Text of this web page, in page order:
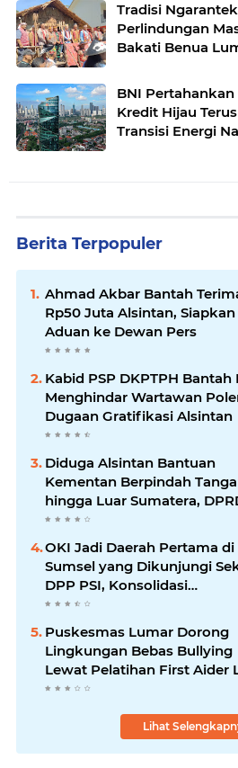
Tradisi
Perlindungan
Bakati Benua
BNI Pertahankan
Kredit Hijau
Transisi Energi
Berita Terpopuler
Ahmad Akbar Bantah
Rp50 Juta Alsintan, Siapkan
Aduan ke Dewan Pers
Kabid PSP DKPTPH Bantah
Menghindar Wartawan
Dugaan Gratifikasi Alsintan
Diduga Alsintan Bantuan
Kementan Berpindah
hingga Luar Sumatera,
Sumsel Minta Aparat Usut
OKI Jadi Daerah Pertama di
Sumsel yang Dikunjungi
DPP PSI, Konsolidasi
Pembentukan DPRT Dimulai
Puskesmas Lumar Dorong
Lingkungan Bebas Bullying
Lewat Pelatihan First Aider
Psikologis di SMAN 01
Lihat